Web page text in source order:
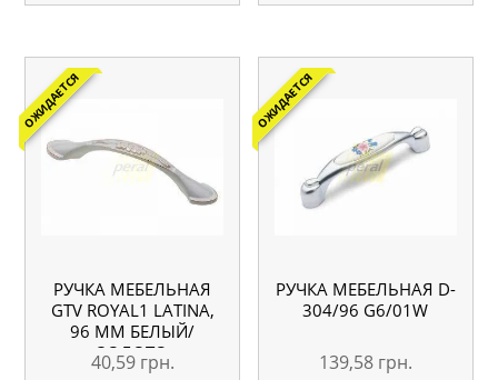
ОЖИДАЕТСЯ
РУЧКА МЕБЕЛЬНАЯ
GTV ROYAL1 LATINA,
96 ММ БЕЛЫЙ/
ЗОЛОТО
40,59 грн.
ОЖИДАЕТСЯ
РУЧКА МЕБЕЛЬНАЯ D-
304/96 G6/01W
139,58 грн.